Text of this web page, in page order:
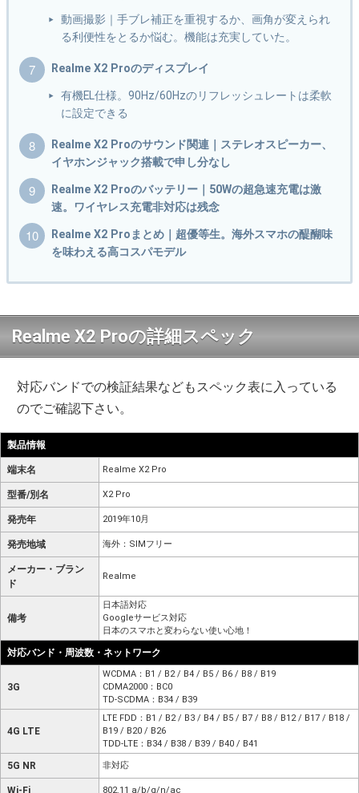
動画撮影｜手ブレ補正を重視するか、画角が変えられ
る利便性をとるか悩む。機能は充実していた。
Realme X2 Proのディスプレイ
有機EL仕様。90Hz/60Hzのリフレッシュレートは柔軟
に設定できる
Realme X2 Proのサウンド関連｜ステレオスピーカー、
イヤホンジャック搭載で申し分なし
Realme X2 Proのバッテリー｜50Wの超急速充電は激
速。ワイヤレス充電非対応は残念
Realme X2 Proまとめ｜超優等生。海外スマホの醍醐味
を味わえる高コスパモデル
Realme X2 Proの詳細スペック
対応バンドでの検証結果などもスペック表に入っている
のでご確認下さい。
製品情報
端末名 Realme X2 Pro
型番/別名 X2 Pro
発売年 2019年10月
発売地域 海外：SIMフリー
メーカー・ブラン
ド
Realme
備考
日本語対応
Googleサービス対応
日本のスマホと変わらない使い心地！
対応バンド・周波数・ネットワーク
3G
WCDMA：B1 / B2 / B4 / B5 / B6 / B8 / B19
CDMA2000：BC0
TD-SCDMA：B34 / B39
4G LTE
LTE FDD：B1 / B2 / B3 / B4 / B5 / B7 / B8 / B12 / B17 / B18 /
B19 / B20 / B26
TDD-LTE：B34 / B38 / B39 / B40 / B41
5G NR 非対応
802.11 a/b/g/n/ac